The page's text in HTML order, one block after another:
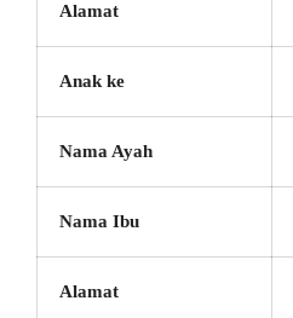
Alamat
Anak ke
Nama Ayah
Nama Ibu
Alamat